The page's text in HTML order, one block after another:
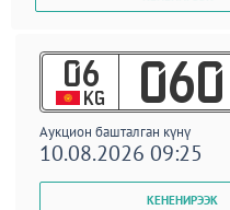
06
KG 060
Аукцион башталган күнү
10.08.2026 09:25